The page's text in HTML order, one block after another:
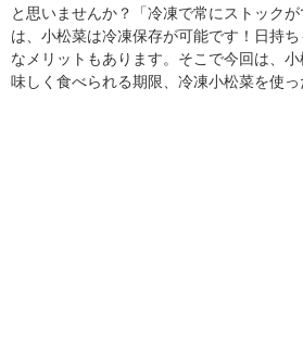
と思いませんか？「冷凍で常にストック
は、小松菜は冷凍保存が可能です！日持
なメリットもあります。そこで今回は、
味しく食べられる期限、冷凍小松菜を使っ